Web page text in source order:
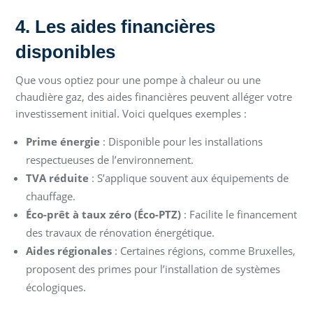
4. Les aides financières
disponibles
Que vous optiez pour une pompe à chaleur ou une
chaudière gaz, des aides financières peuvent alléger votre
investissement initial. Voici quelques exemples :
Prime énergie : Disponible pour les installations
respectueuses de l’environnement.
TVA réduite : S’applique souvent aux équipements de
chauffage.
Éco-prêt à taux zéro (Éco-PTZ) : Facilite le financement
des travaux de rénovation énergétique.
Aides régionales : Certaines régions, comme Bruxelles,
proposent des primes pour l’installation de systèmes
écologiques.